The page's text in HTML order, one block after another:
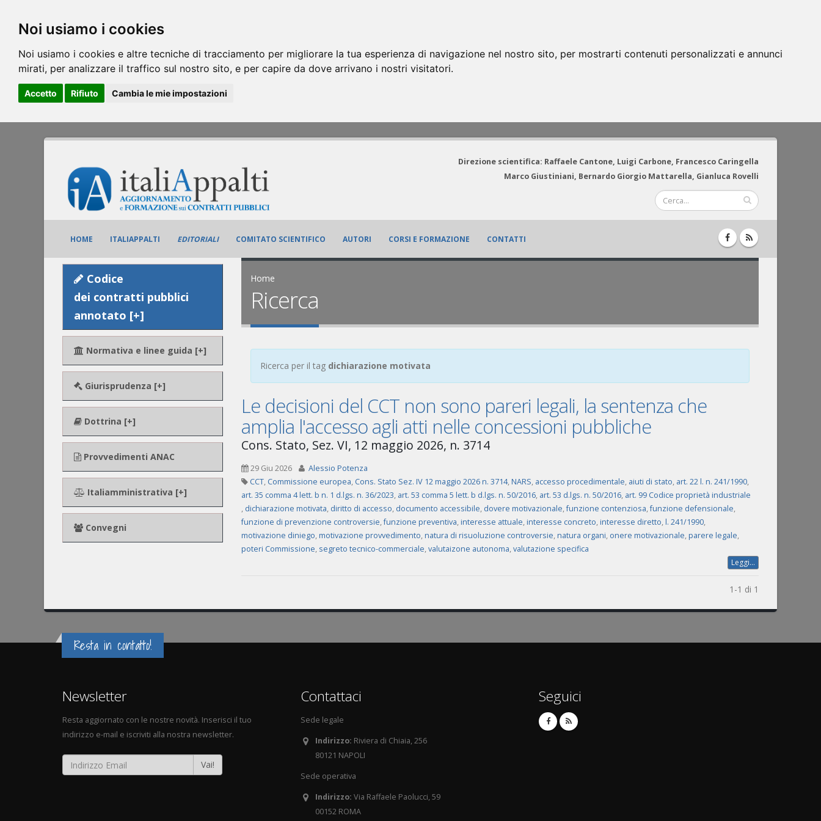
Noi usiamo i cookies
Noi usiamo i cookies e altre tecniche di tracciamento per migliorare la tua esperienza di navigazione nel nostro sito, per mostrarti contenuti personalizzati e annunci
mirati, per analizzare il traffico sul nostro sito, e per capire da dove arrivano i nostri visitatori.
Accetto Rifiuto Cambia le mie impostazioni
Direzione scientifica: Raffaele Cantone, Luigi Carbone, Francesco Caringella
Marco Giustiniani, Bernardo Giorgio Mattarella, Gianluca Rovelli
HOME ITALIAPPALTI EDITORIALI COMITATO SCIENTIFICO AUTORI CORSI E FORMAZIONE CONTATTI
Codice
dei contratti pubblici
annotato [+]
Normativa e linee guida [+]
Giurisprudenza [+]
Dottrina [+]
Provvedimenti ANAC
Italiamministrativa [+]
Convegni
Home
Ricerca
Ricerca per il tag dichiarazione motivata
Le decisioni del CCT non sono pareri legali, la sentenza che
amplia l'accesso agli atti nelle concessioni pubbliche
Cons. Stato, Sez. VI, 12 maggio 2026, n. 3714
29 Giu 2026
Alessio Potenza
CCT, Commissione europea, Cons. Stato Sez. IV 12 maggio 2026 n. 3714,NARS, accesso procedimentale, aiuti di stato, art. 22 l. n. 241/1990,
art. 35 comma 4 lett. b n. 1 d.lgs. n. 36/2023, art. 53 comma 5 lett. b d.lgs. n. 50/2016, art. 53 d.lgs. n. 50/2016, art. 99 Codice proprietà industriale
, dichiarazione motivata, diritto di accesso, documento accessibile, dovere motivazionale,funzione contenziosa,funzione defensionale,
funzione di prevenzione controversie,funzione preventiva,interesse attuale,interesse concreto,interesse diretto,l. 241/1990,
motivazione diniego,motivazione provvedimento,natura di risuoluzione controversie,natura organi, onere motivazionale,parere legale,
poteri Commissione, segreto tecnico-commerciale,valutaizone autonoma,valutazione specifica
Leggi...
1-1 di 1
Resta in contatto!
Newsletter
Resta aggiornato con le nostre novità. Inserisci il tuo
indirizzo e-mail e iscriviti alla nostra newsletter.
Vai!
Contattaci
Sede legale
Indirizzo: Riviera di Chiaia, 256
80121 NAPOLI
Sede operativa
Indirizzo: Via Raffaele Paolucci, 59
00152 ROMA
Seguici